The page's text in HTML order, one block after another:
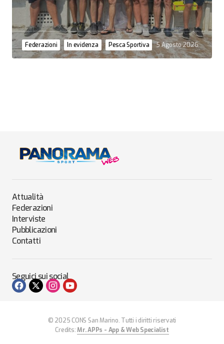
Federazioni In evidenza Pesca Sportiva 5 Agosto 2026
Attualità
Federazioni
Interviste
Pubblicazioni
Contatti
Seguici sui social
© 2025 CONS San Marino. Tutti i diritti riservati
Credits:Mr. APPs - App & Web Specialist